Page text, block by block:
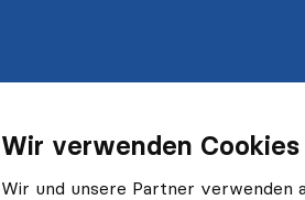
Wir verwenden Cookies
Wir und unsere Partner verwenden